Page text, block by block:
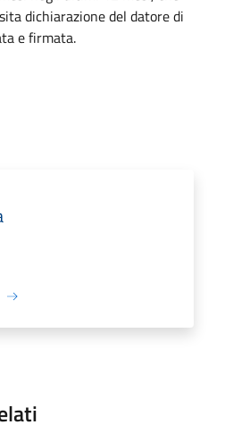
dichiarazione del datore di
e firmata.